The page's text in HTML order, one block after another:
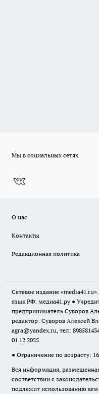
Мы в социальных сетях
О нас
Контакты
Редакционная политика
Сетевое издание
язык РФ: медиа41.ру ●
предприниматель Суворов
редактор: Суворов Алексей
agra@yandex.ru, тел:
01.12.2025.
● Ограничение по возрасту:
Вся информация,
соответствии с
подлежит использованию